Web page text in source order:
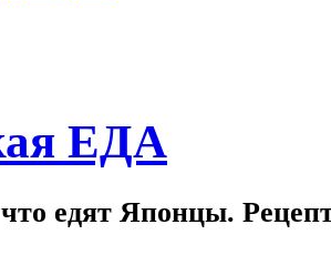
ЕДА
едят Японцы.